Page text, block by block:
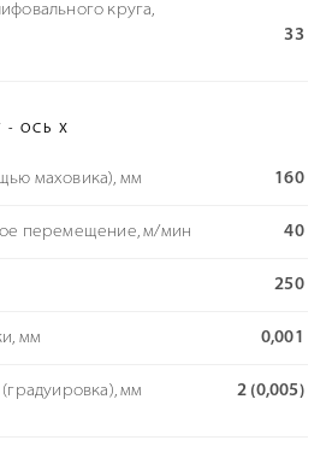
круга,
33
- ОСЬ X
маховика), мм 160
перемещение, м/мин 40
250
мм 0,001
мм 2 (0,005)